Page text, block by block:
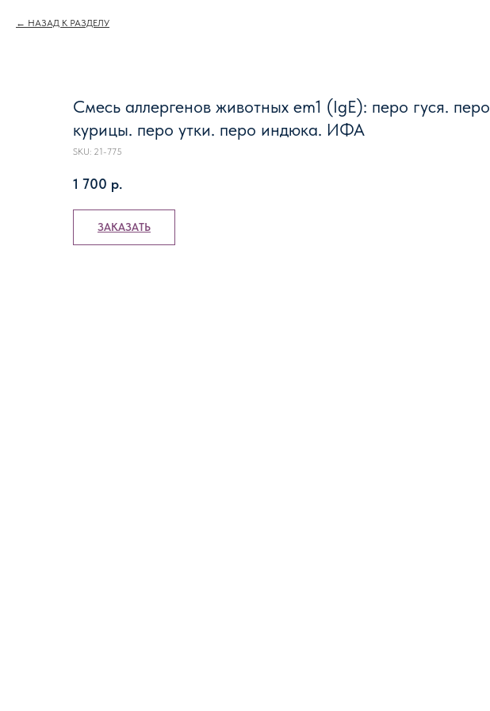
НАЗАД К РАЗДЕЛУ
Смесь аллергенов животных em1 (IgE): перо гуся. перо
курицы. перо утки. перо индюка. ИФА
SKU: 21-775
1 700 р.
ЗАКАЗАТЬ